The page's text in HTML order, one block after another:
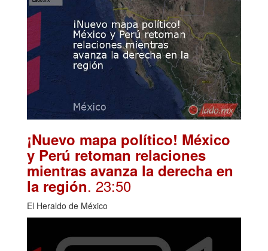
¡Nuevo mapa político! México
y Perú retoman relaciones
mientras avanza la derecha en
la región. 23:50
El Heraldo de México